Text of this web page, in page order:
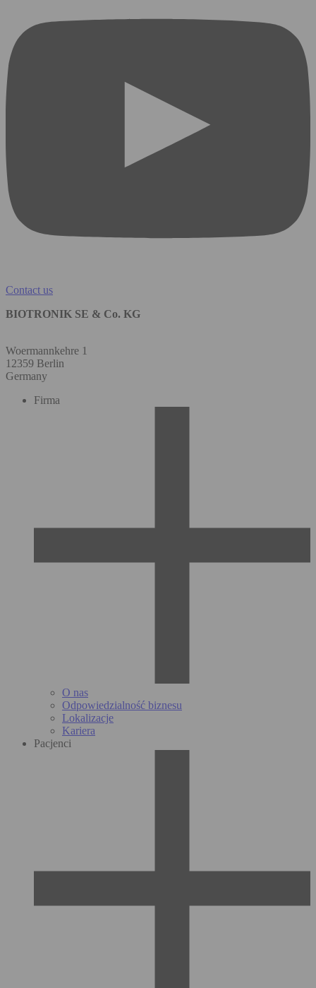
Contact us
BIOTRONIK SE & Co. KG
Woermannkehre 1
12359 Berlin
Germany
Firma
O nas
Odpowiedzialność biznesu
Lokalizacje
Kariera
Pacjenci